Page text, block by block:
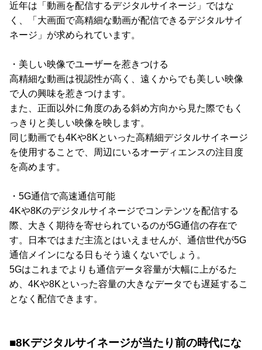
近年は「動画を配信するデジタルサイネージ」ではな
く、「大画面で高精細な動画が配信できるデジタルサイ
ネージ」が求められています。
・美しい映像でユーザーを惹きつける
高精細な動画は視認性が高く、遠くからでも美しい映像
で人の興味を惹きつけます。
また、正面以外に角度のある斜め方向から見た際でもく
っきりと美しい映像を映します。
同じ動画でも4Kや8Kといった高精細デジタルサイネージ
を使用することで、周辺にいるオーディエンスの注目度
を高めます。
・5G通信で高速通信可能
4Kや8Kのデジタルサイネージでコンテンツを配信する
際、大きく期待を寄せられているのが5G通信の存在で
す。日本ではまだ主流とはいえませんが、通信世代が5G
通信メインになる日もそう遠くないでしょう。
5Gはこれまでよりも通信データ容量が大幅に上がるた
め、4Kや8Kといった容量の大きなデータでも遅延するこ
となく配信できます。
■8Kデジタルサイネージが当たり前の時代にな